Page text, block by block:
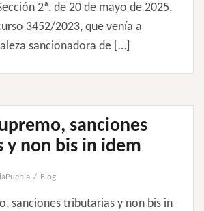
2ª, de 20 de mayo de 2025,
3452/2023, que venía a
sancionadora de […]
sanciones
non bis in idem
Blog
sanciones tributarias y non bis in